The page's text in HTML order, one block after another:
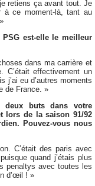
retiens ça avant tout. Je
à ce moment-là, tant au
est-elle le meilleur
dans ma carrière et
C’était effectivement un
j’ai eu d’autres moments
de France. »
deux buts dans votre
lors de la saison 91/92
Pouvez-vous nous
C’était des paris avec
quand j’étais plus
penaltys avec toutes les
d’œil ! »